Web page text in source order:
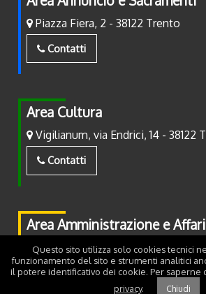
Piazza Fiera, 2 - 38122 Trento
Contatti
Area Cultura
Vigilianum, via Endrici, 14 - 38122
Contatti
Area Amministrazione e
Piazza Fiera, 2 - 38122 Trento
Contatti
Questo sito utilizza solo cookies tecnici
funzionamento del sito e strumenti analitici
il potere identificativo dei cookie. Per saperne
privacy. Chiudi